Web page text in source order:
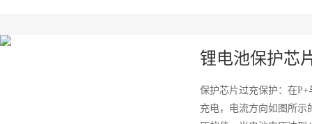
锂电池保护芯
保护芯片过充保护：在
充电，电流方向如图所示